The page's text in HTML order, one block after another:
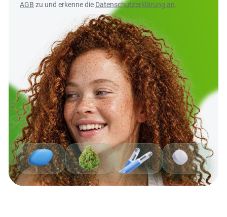
AGB zu und erkenne die Datenschutzerklärung an.